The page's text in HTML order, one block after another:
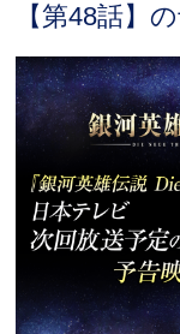
【第48話】